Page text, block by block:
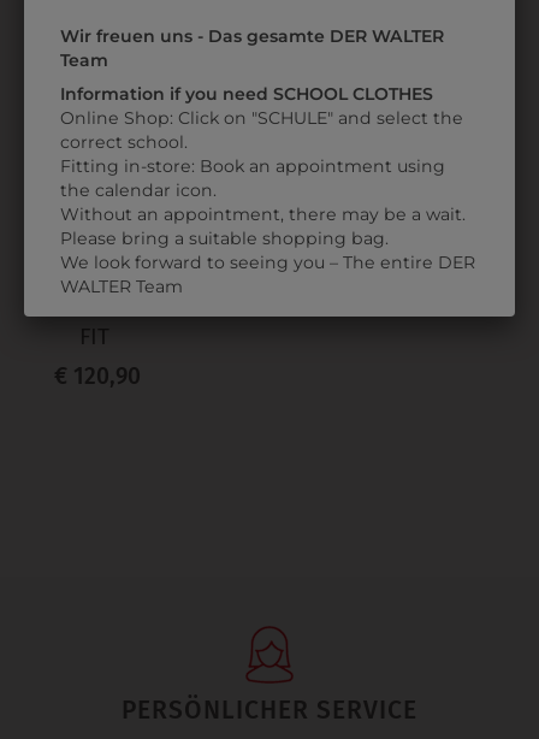
ZULETZT ANGESEHEN
31355666110
DAMENHOSE
FIT
€ 120,90
PERSÖNLICHER SERVICE
Wir freuen uns - Das gesamte DER WALTER
Team
Information if you need SCHOOL CLOTHES
Online Shop: Click on "SCHULE" and select the
correct school.
Fitting in-store: Book an appointment using
the calendar icon.
Without an appointment, there may be a wait.
Please bring a suitable shopping bag.
We look forward to seeing you – The entire DER
WALTER Team